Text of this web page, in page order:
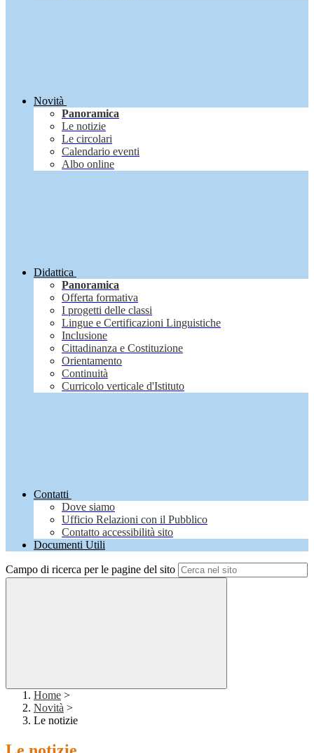
Novità
Panoramica
Le notizie
Le circolari
Calendario eventi
Albo online
Didattica
Panoramica
Offerta formativa
I progetti delle classi
Lingue e Certificazioni Linguistiche
Inclusione
Cittadinanza e Costituzione
Orientamento
Continuità
Curricolo verticale d'Istituto
Contatti
Dove siamo
Ufficio Relazioni con il Pubblico
Contatto accessibilità sito
Documenti Utili
Campo di ricerca per le pagine del sito
Home >
Novità >
Le notizie